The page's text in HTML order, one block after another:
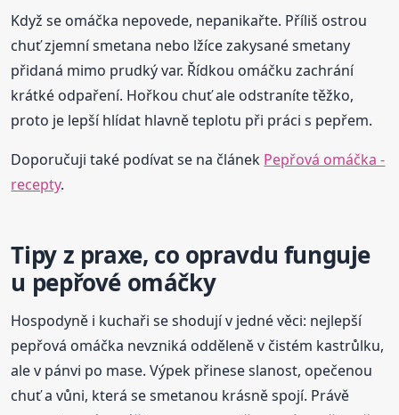
Když se omáčka nepovede, nepanikařte. Příliš ostrou
chuť zjemní smetana nebo lžíce zakysané smetany
přidaná mimo prudký var. Řídkou omáčku zachrání
krátké odpaření. Hořkou chuť ale odstraníte těžko,
proto je lepší hlídat hlavně teplotu při práci s pepřem.
Doporučuji také podívat se na článek Pepřová omáčka -
recepty.
Tipy z praxe, co opravdu funguje
u pepřové omáčky
Hospodyně i kuchaři se shodují v jedné věci: nejlepší
pepřová omáčka nevzniká odděleně v čistém kastrůlku,
ale v pánvi po mase. Výpek přinese slanost, opečenou
chuť a vůni, která se smetanou krásně spojí. Právě